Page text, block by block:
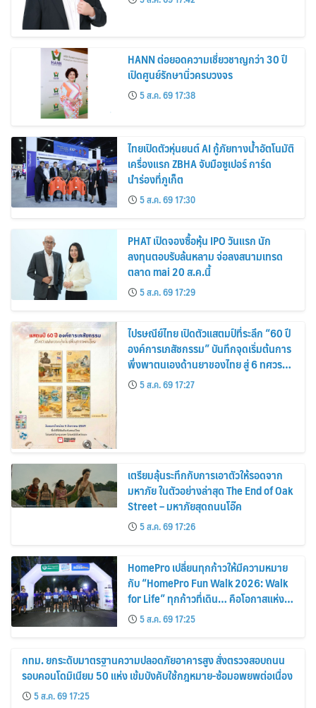
HANN ต่อยอดความเชี่ยวชาญกว่า 30 ปี
เปิดศูนย์รักษานิ่วครบวงจร
5 ส.ค. 69 17:38
ไทยเปิดตัวหุ่นยนต์ AI กู้ภัยทางน้ำอัตโนมัติ
เครื่องแรก ZBHA จับมือซูเปอร์ การ์ด
นำร่องที่ภูเก็ต
5 ส.ค. 69 17:30
PHAT เปิดจองซื้อหุ้น IPO วันแรก นัก
ลงทุนตอบรับล้นหลาม จ่อลงสนามเทรด
ตลาด mai 20 ส.ค.นี้
5 ส.ค. 69 17:29
ไปรษณีย์ไทย เปิดตัวแสตมป์ที่ระลึก “60 ปี
องค์การเภสัชกรรม” บันทึกจุดเริ่มต้นการ
พึ่งพาตนเองด้านยาของไทย สู่ 6 ทศวรรษ
แห่งการพัฒนาสุขภาพคนไทย
5 ส.ค. 69 17:27
เตรียมลุ้นระทึกกับการเอาตัวให้รอดจาก
มหาภัย ในตัวอย่างล่าสุด The End of Oak
Street – มหาภัยสุดถนนโอ๊ค
5 ส.ค. 69 17:26
HomePro เปลี่ยนทุกก้าวให้มีความหมาย
กับ “HomePro Fun Walk 2026: Walk
for Life” ทุกก้าวที่เดิน… คือโอกาสแห่ง
การมีชีวิต
5 ส.ค. 69 17:25
กทม. ยกระดับมาตรฐานความปลอดภัยอาคารสูง สั่งตรวจสอบถนน
รอบคอนโดมิเนียม 50 แห่ง เข้มบังคับใช้กฎหมาย-ซ้อมอพยพต่อเนื่อง
5 ส.ค. 69 17:25